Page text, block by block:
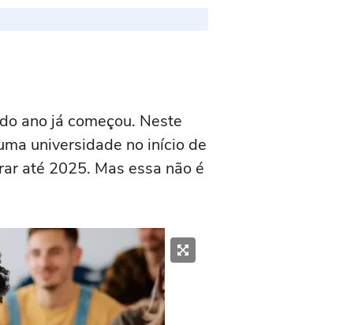
ano já começou. Neste
universidade no início de
até 2025. Mas essa não é